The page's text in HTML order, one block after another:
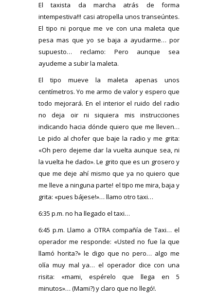
El taxista da marcha atrás de forma
intempestiva!!! casi atropella unos transeúntes.
El tipo ni porque me ve con una maleta que
pesa mas que yo se baja a ayudarme… por
supuesto… reclamo: Pero aunque sea
ayudeme a subir la maleta.
El tipo mueve la maleta apenas unos
centímetros. Yo me armo de valor y espero que
todo mejorará. En el interior el ruido del radio
no deja oir ni siquiera mis instrucciones
indicando hacia dónde quiero que me lleven…
Le pido al chofer que baje la radio y me grita:
«Oh pero dejeme dar la vuelta aunque sea, ni
la vuelta he dado». Le grito que es un grosero y
que me deje ahí mismo que ya no quiero que
me lleve a ninguna parte! el tipo me mira, baja y
grita: «pues bájese!»… llamo otro taxi…
6:35 p.m. no ha llegado el taxi…
6:45 p.m. Llamo a OTRA compañía de Taxi… el
operador me responde: «Usted no fue la que
llamó horita?» le digo que no pero… algo me
olía muy mal ya… el operador dice con una
risita: «mami, espérelo que llega en 5
minutos»… (Mami?) y claro que no llegó!.